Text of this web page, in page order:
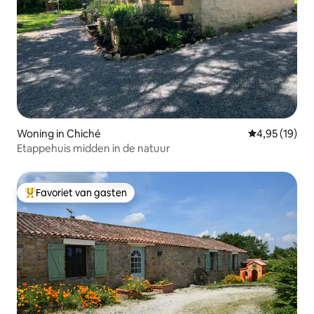
Woning in Chiché Gemiddelde
4,95 (19)
Etappehuis midden in de natuur
Topfavoriet van gasten
Favoriet van gasten